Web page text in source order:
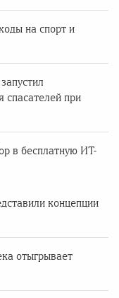
на спорт и
спасателей при
в бесплатную ИТ-
концепции
отыгрывает